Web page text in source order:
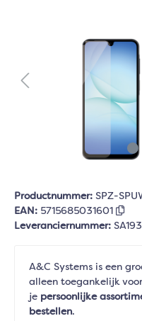
Productnummer: SPZ-
EAN: 5715685031601
Leveranciernummer:
A&C Systems is een
alleen toegankelijk
je persoonlijke
bestellen.